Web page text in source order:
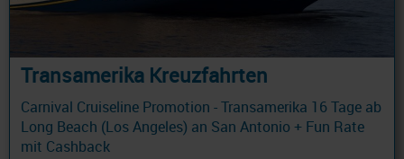
Transamerika Kreuzfahrten
Carnival Cruiseline Promotion - Transamerika 16 Tage ab
Long Beach (Los Angeles) an San Antonio + Fun Rate
mit Cashback